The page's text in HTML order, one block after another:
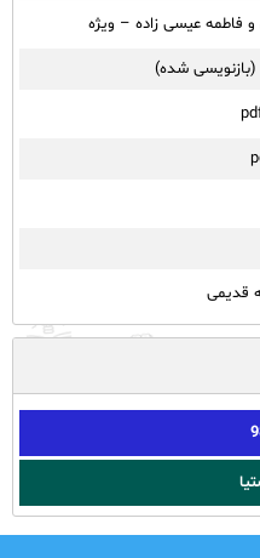
و فاطمه عیسی زاده – ویژه
(بازنویسی شده)
قدیمی